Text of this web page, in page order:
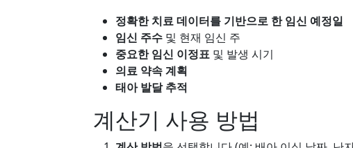
정확한 치료 데이터를 기반으로 한 임신 예정일
임신 주수 및 현재 임신 주
중요한 임신 이정표 및 발생 시기
의료 약속 계획
태아 발달 추적
계산기 사용 방법